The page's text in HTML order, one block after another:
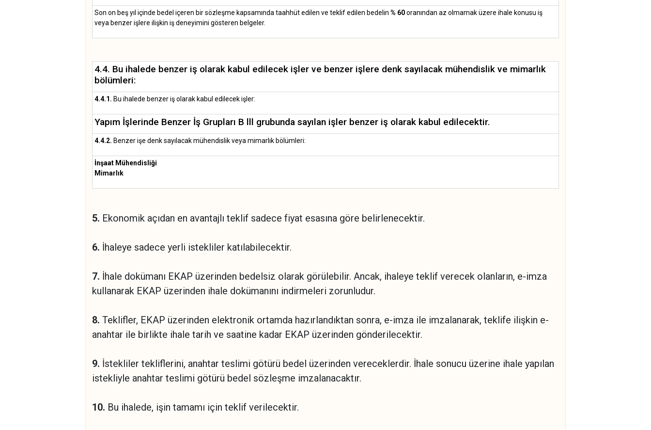
Son on beş yıl içinde bedel içeren bir sözleşme kapsamında taahhüt edilen ve teklif edilen bedelin % 60oranından az olmamak üzere ihale konusu iş
veya benzer işlere ilişkin iş deneyimini gösteren belgeler.
4.4. Bu ihalede benzer iş olarak kabul edilecek işler ve benzer işlere denk sayılacak mühendislik ve mimarlık
bölümleri:
4.4.1. Bu ihalede benzer iş olarak kabul edilecek işler:
Yapım İşlerinde Benzer İş Grupları B lll grubunda sayılan işler benzer iş olarak kabul edilecektir.
4.4.2. Benzer işe denk sayılacak mühendislik veya mimarlık bölümleri:
İnşaat Mühendisliği
Mimarlık
5. Ekonomik açıdan en avantajlı teklif sadece fiyat esasına göre belirlenecektir.
6. İhaleye sadece yerli istekliler katılabilecektir.
7. İhale dokümanı EKAP üzerinden bedelsiz olarak görülebilir. Ancak, ihaleye teklif verecek olanların, e-imza
kullanarak EKAP üzerinden ihale dokümanını indirmeleri zorunludur.
8. Teklifler, EKAP üzerinden elektronik ortamda hazırlandıktan sonra, e-imza ile imzalanarak, teklife ilişkin e-
anahtar ile birlikte ihale tarih ve saatine kadar EKAP üzerinden gönderilecektir.
9. İstekliler tekliflerini, anahtar teslimi götürü bedel üzerinden vereceklerdir. İhale sonucu üzerine ihale yapılan
istekliyle anahtar teslimi götürü bedel sözleşme imzalanacaktır.
10. Bu ihalede, işin tamamı için teklif verilecektir.